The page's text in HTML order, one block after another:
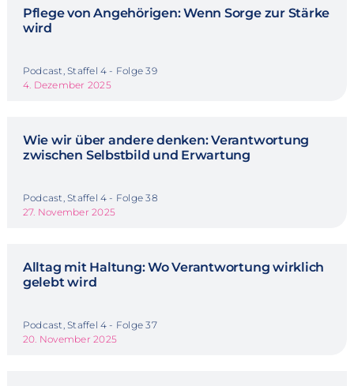
Pflege von Angehörigen: Wenn Sorge zur Stärke
wird
Podcast, Staffel 4 - Folge 39
4. Dezember 2025
Wie wir über andere denken: Verantwortung
zwischen Selbstbild und Erwartung
Podcast, Staffel 4 - Folge 38
27. November 2025
Alltag mit Haltung: Wo Verantwortung wirklich
gelebt wird
Podcast, Staffel 4 - Folge 37
20. November 2025